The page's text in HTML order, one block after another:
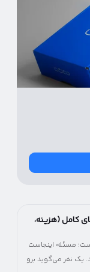
کامل (هزینه،
مسئله اینجاست
یک نفر می‌گوید برو